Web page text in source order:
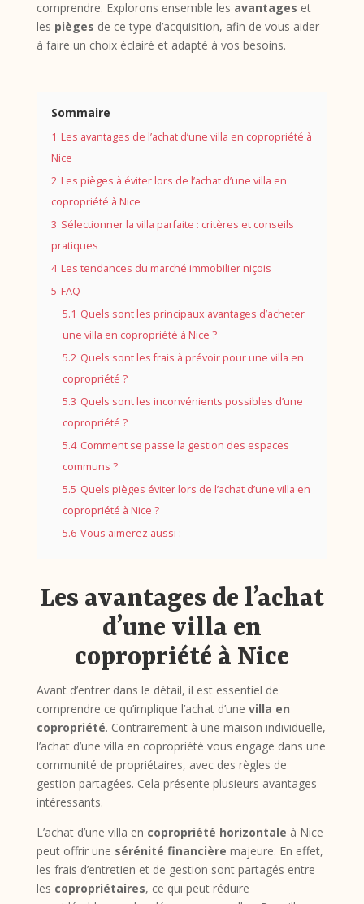
comprendre. Explorons ensemble les avantages et
les pièges de ce type d’acquisition, afin de vous aider
à faire un choix éclairé et adapté à vos besoins.
Sommaire
1 Les avantages de l’achat d’une villa en copropriété à
Nice
2 Les pièges à éviter lors de l’achat d’une villa en
copropriété à Nice
3 Sélectionner la villa parfaite : critères et conseils
pratiques
4 Les tendances du marché immobilier niçois
5 FAQ
5.1 Quels sont les principaux avantages d’acheter
une villa en copropriété à Nice ?
5.2 Quels sont les frais à prévoir pour une villa en
copropriété ?
5.3 Quels sont les inconvénients possibles d’une
copropriété ?
5.4 Comment se passe la gestion des espaces
communs ?
5.5 Quels pièges éviter lors de l’achat d’une villa en
copropriété à Nice ?
5.6 Vous aimerez aussi :
Les avantages de l’achat
d’une villa en
copropriété à Nice
Avant d’entrer dans le détail, il est essentiel de
comprendre ce qu’implique l’achat d’une villa en
copropriété. Contrairement à une maison individuelle,
l’achat d’une villa en copropriété vous engage dans une
communité de propriétaires, avec des règles de
gestion partagées. Cela présente plusieurs avantages
intéressants.
L’achat d’une villa en copropriété horizontale à Nice
peut offrir une sérénité financière majeure. En effet,
les frais d’entretien et de gestion sont partagés entre
les copropriétaires, ce qui peut réduire